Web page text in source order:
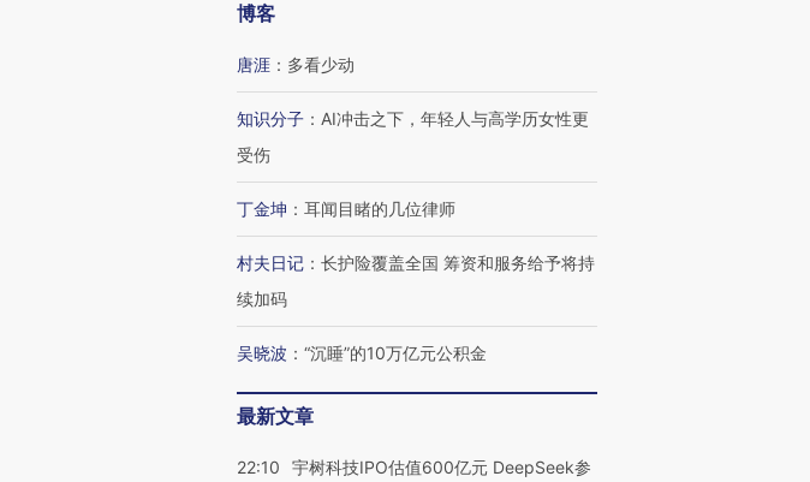
博客
唐涯 ： 多看少动
知识分子 ： AI冲击之下，年轻人与高学历女性更
受伤
丁金坤 ： 耳闻目睹的几位律师
村夫日记 ： 长护险覆盖全国 筹资和服务给予将持
续加码
吴晓波 ： “沉睡”的10万亿元公积金
最新文章
22:10
宇树科技IPO估值600亿元 DeepSeek参